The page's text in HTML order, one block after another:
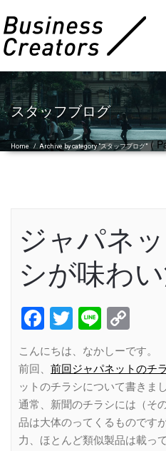
スタッフブログ
Home /Archive by category "スタッフブログ"(
ジャパネ
シが味わ
Facebook
Twitter
Line
Link
こんにちは、なかしーです。
前回、 前回ジャパネットのチ
ットのチラシについて書きま
通常、新聞のチラシには（そ
品は大体のってくるものです
力、ほとんど類似製品は載っ